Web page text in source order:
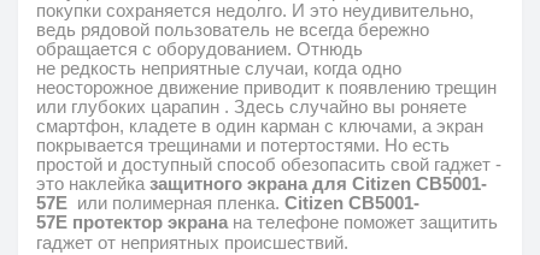
покупки сохраняется недолго. И это неудивительно,
ведь рядовой пользователь не всегда бережно
обращается с оборудованием. Отнюдь
не редкость неприятные случаи, когда одно
неосторожное движение приводит к появлению трещин
или глубоких царапин . Здесь случайно вы роняете
смартфон, кладете в один карман с ключами, а экран
покрывается трещинами и потертостями. Но есть
простой и доступный способ обезопасить свой гаджет -
это наклейка защитного экрана для Citizen CB5001-
57E или полимерная пленка. Citizen CB5001-
57E протектор экрана на телефоне поможет защитить
гаджет от неприятных происшествий.